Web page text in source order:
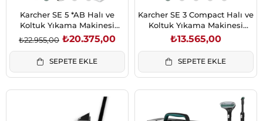
Karcher SE 5 *AB Halı ve
Koltuk Yıkama Makinesi
(1.081-230.0)
₺20.375,00
₺22.955,00
SEPETE EKLE
Karcher SE 3 Compact Halı ve
Koltuk Yıkama Makinesi
(1.081-530.0)
₺13.565,00
SEPETE EKLE